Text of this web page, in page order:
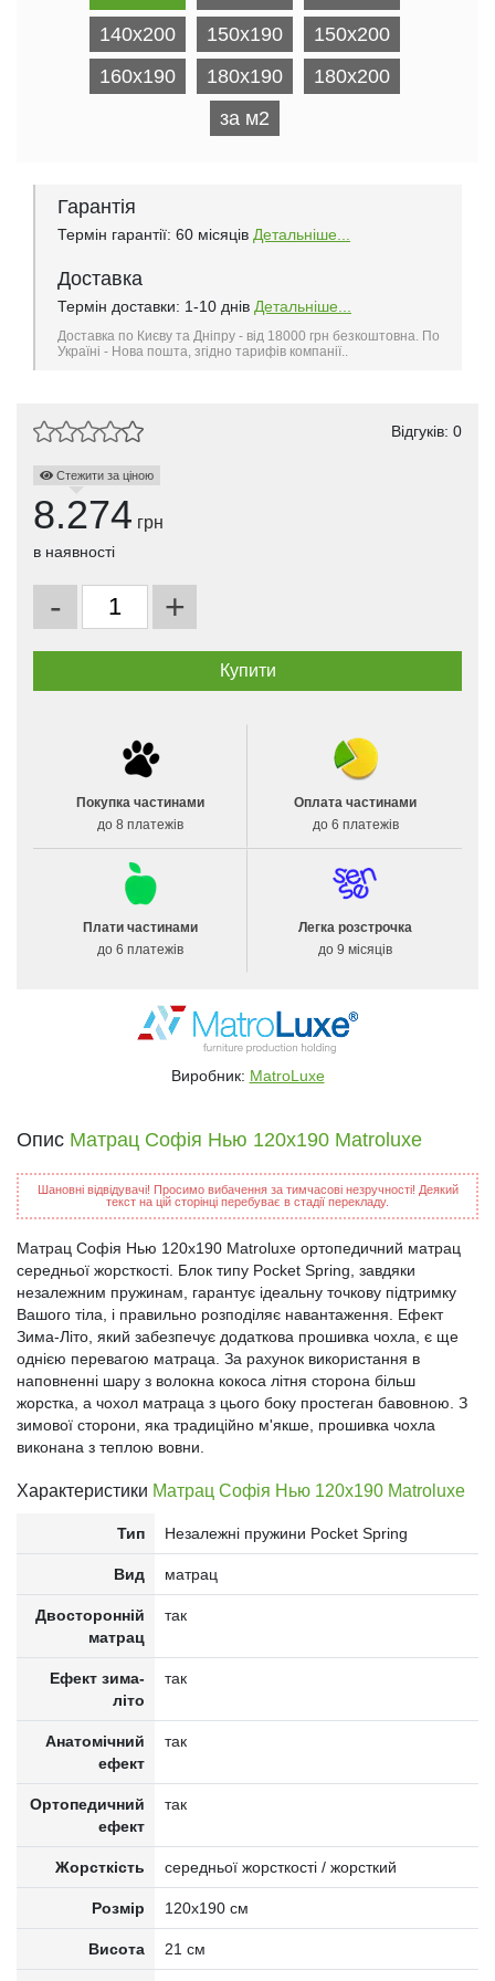
140x200
150x190
150x200
160x190
180x190
180x200
за м2
Гарантія
Термін гарантії: 60 місяців Детальніше...
Доставка
Термін доставки: 1-10 днів Детальніше...
Доставка по Києву та Дніпру - від 18000 грн безкоштовна. По
Україні - Нова пошта, згідно тарифів компанії..
Відгуків: 0
Стежити за ціною
8.274 грн
в наявності
- +
Покупка частинами
до 8 платежів
Оплата частинами
до 6 платежів
Плати частинами
до 6 платежів
Легка розстрочка
до 9 місяців
Виробник: MatroLuxe
Опис Матрац Софія Нью 120x190 Matroluxe
Шановні відвідувачі! Просимо вибачення за тимчасові незручності! Деякий
текст на цій сторінці перебуває в стадії перекладу.
Матрац Софія Нью 120x190 Matroluxe ортопедичний матрац
середньої жорсткості. Блок типу Pocket Spring, завдяки
незалежним пружинам, гарантує ідеальну точкову підтримку
Вашого тіла, і правильно розподіляє навантаження. Ефект
Зима-Літо, який забезпечує додаткова прошивка чохла, є ще
однією перевагою матраца. За рахунок використання в
наповненні шару з волокна кокоса літня сторона більш
жорстка, а чохол матраца з цього боку простеган бавовною. З
зимової сторони, яка традиційно м'якше, прошивка чохла
виконана з теплою вовни.
Характеристики Матрац Софія Нью 120x190 Matroluxe
Тип Незалежні пружини Pocket Spring
Вид матрац
Двосторонній
матрац
так
Ефект зима-
літо
так
Анатомічний
ефект
так
Ортопедичний
ефект
так
Жорсткість середньої жорсткості / жорсткий
Розмір 120x190 см
Висота 21 см